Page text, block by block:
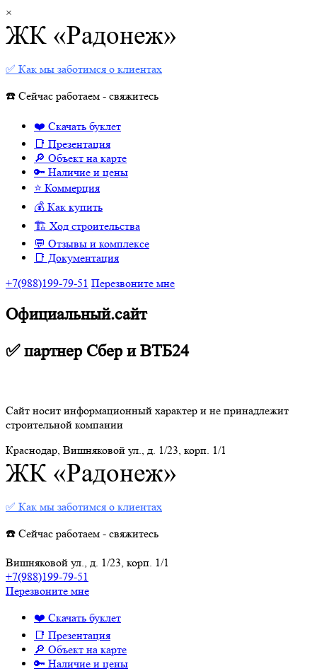
×
ЖК «Радонеж»
✅ Как мы заботимся о клиентах
☎️ Сейчас работаем - свяжитесь
❤️ Скачать буклет
📑 Презентация
🔎 Объект на карте
🔑 Наличие и цены
⭐️ Коммерция
💰 Как купить
🏗 Ход строительства
💬 Отзывы и комплексе
📑 Документация
+7(988)199-79-51 Перезвоните мне
Официальный.сайт
✅ партнер Сбер и ВТБ24
Сайт носит информационный характер и не принадлежит
строительной компании
Краснодар, Вишняковой ул., д. 1/23, корп. 1/1
ЖК «Радонеж»
✅ Как мы заботимся о клиентах
☎️ Сейчас работаем - свяжитесь
Вишняковой ул., д. 1/23, корп. 1/1
+7(988)199-79-51
Перезвоните мне
❤️ Скачать буклет
📑 Презентация
🔎 Объект на карте
🔑 Наличие и цены